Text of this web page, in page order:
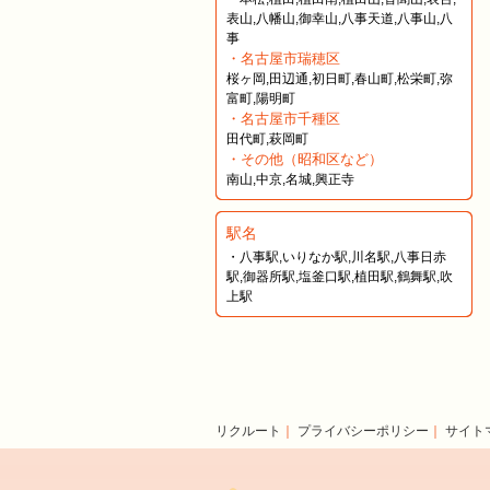
表山,八幡山,御幸山,八事天道,八事山,八
事
・名古屋市瑞穂区
桜ヶ岡,田辺通,初日町,春山町,松栄町,弥
富町,陽明町
・名古屋市千種区
田代町,萩岡町
・その他（昭和区など）
南山,中京,名城,興正寺
駅名
・八事駅,いりなか駅,川名駅,八事日赤
駅,御器所駅,塩釜口駅,植田駅,鶴舞駅,吹
上駅
リクルート ｜ プライバシーポリシー ｜ サイト